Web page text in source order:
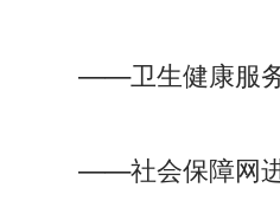
——卫生健康服务
——社会保障网进